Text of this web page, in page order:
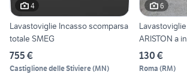
4
Lavastoviglie Incasso scomparsa
totale SMEG
755 €
Castiglione delle Stiviere(MN)
6
130 €
Roma (RM)